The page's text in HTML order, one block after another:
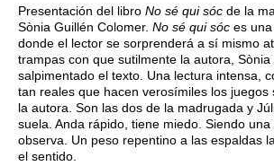
Presentación del libro No sé qui sóc de la
Sònia Guillén Colomer. No sé qui sóc es
donde el lector se sorprenderá a sí mismo
trampas con que sutilmente la autora, Sònia
salpimentado el texto. Una lectura intensa,
tan reales que hacen verosímiles los juegos
la autora. Son las dos de la madrugada y
suela. Anda rápido, tiene miedo. Siendo
observa. Un peso repentino a las espaldas
el sentido.